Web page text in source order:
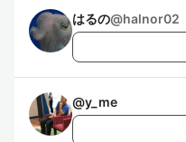
はるの@halnor02
@y_me